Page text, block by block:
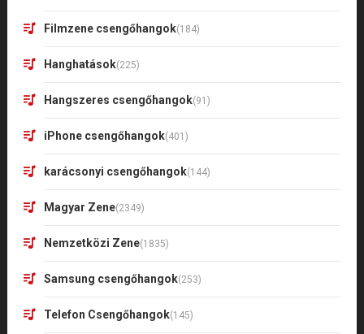
Filmzene csengőhangok(184)
Hanghatások(225)
Hangszeres csengőhangok(91)
iPhone csengőhangok(401)
karácsonyi csengőhangok(144)
Magyar Zene(2349)
Nemzetközi Zene(1835)
Samsung csengőhangok(253)
Telefon Csengőhangok(145)